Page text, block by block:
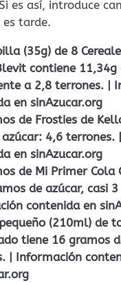
es así, introduce
tarde.
(35g) de 8
contiene 11,34g
a 2,8 terrones. |
en sinAzucar.org
de Frosties de
4,6 terrones.
en sinAzucar.org
de Mi Primer Cola
de azúcar, casi
contenida en
(210ml) de
tiene 16 gramos
| Información